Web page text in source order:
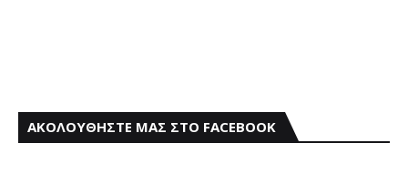
ΑΚΟΛΟΥΘΗΣΤΕ ΜΑΣ ΣΤΟ FACEBOOK